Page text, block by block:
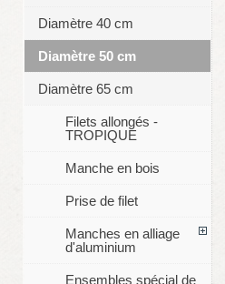
Diamètre 40 cm
Diamètre 50 cm
Diamètre 65 cm
Filets allongés -
TROPIQUE
Manche en bois
Prise de filet
Manches en alliage
d'aluminium
Ensembles spécial de